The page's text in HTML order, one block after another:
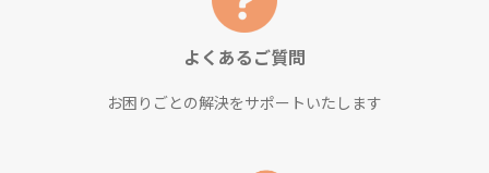
よくあるご質問
お困りごとの解決をサポートいたします